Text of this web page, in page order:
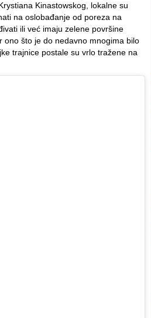
Kinastowskog, lokalne su
na oslobađanje od poreza na
ili već imaju zelene površine
ono što je do nedavno mnogima bilo
trajnice postale su vrlo tražene na